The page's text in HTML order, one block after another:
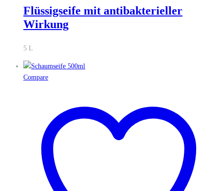
Flüssigseife mit antibakterieller
Wirkung
5 L
Compare